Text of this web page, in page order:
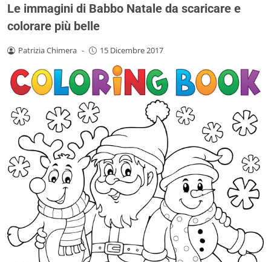
Le immagini di Babbo Natale da scaricare e
colorare più belle
Patrizia Chimera - 15 Dicembre 2017